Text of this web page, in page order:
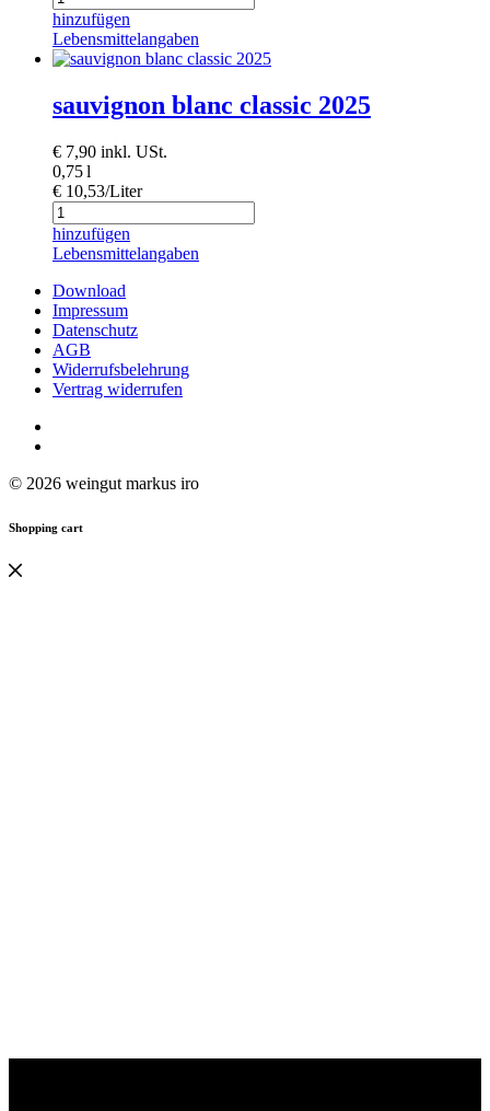
hinzufügen
Lebensmittelangaben
sauvignon blanc classic 2025
€ 7,90 inkl. USt.
0,75 l
€ 10,53/Liter
hinzufügen
Lebensmittelangaben
Download
Impressum
Datenschutz
AGB
Widerrufsbelehrung
Vertrag widerrufen
© 2026 weingut markus iro
Shopping cart